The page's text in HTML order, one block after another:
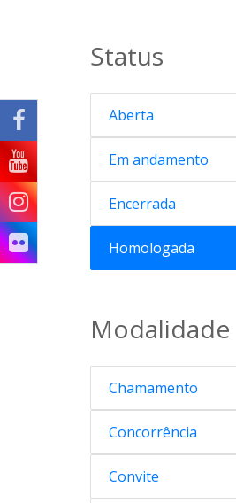
Status
Aberta
Em andamento
Encerrada
Homologada
Modalidade
Chamamento
Concorrência
Convite